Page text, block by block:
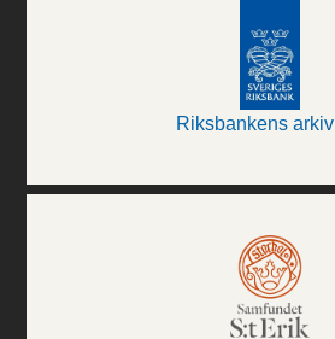
Riksbankens arkiv